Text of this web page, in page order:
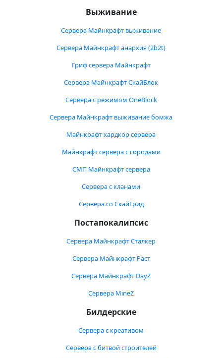
Выживание
Сервера Майнкрафт выживание
Сервера Майнкрафт анархия (2b2t)
Гриф сервера Майнкрафт
Сервера Майнкрафт СкайБлок
Сервера с режимом OneBlock
Сервера Майнкрафт выживание бомжа
Майнкрафт хардкор сервера
Майнкрафт сервера с городами
СМП Майнкрафт сервера
Сервера с кланами
Сервера со СкайГрид
Постапокалипсис
Сервера Майнкрафт Сталкер
Сервера Майнкрафт Раст
Сервера Майнкрафт DayZ
Сервера MineZ
Билдерские
Сервера с креативом
Сервера с битвой строителей